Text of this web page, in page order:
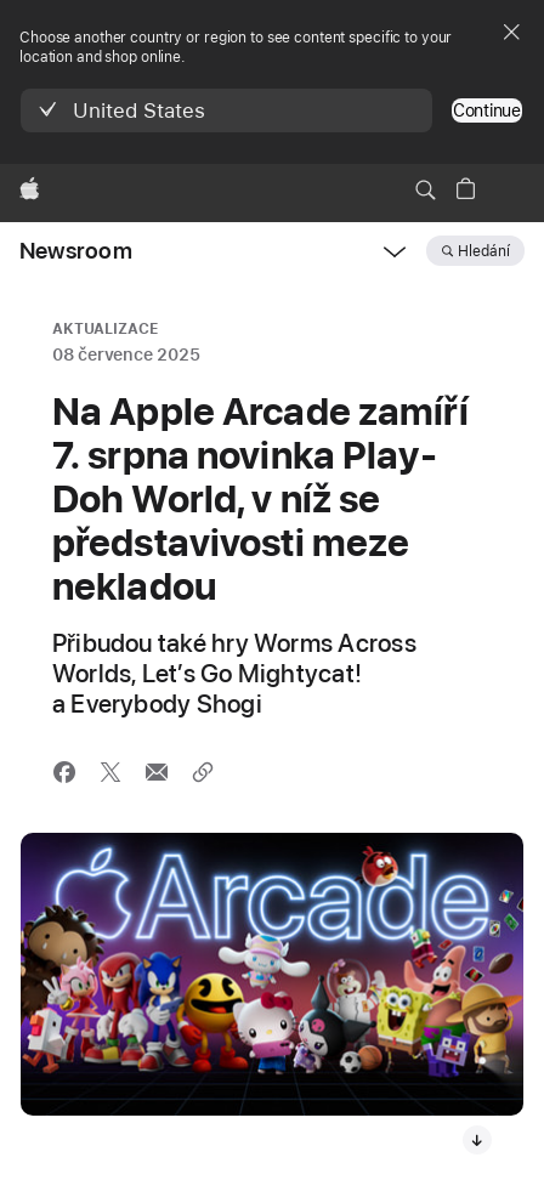
Choose another country or region to see content specific to your
location and shop online.
United States Continue
Apple
Newsroom Hledání
AKTUALIZACE
08 července 2025
Na Apple Arcade zamíří
7. srpna novinka Play-
Doh World, v níž se
představivosti meze
nekladou
Přibudou také hry Worms Across
Worlds, Let’s Go Mightycat!
a Everybody Shogi